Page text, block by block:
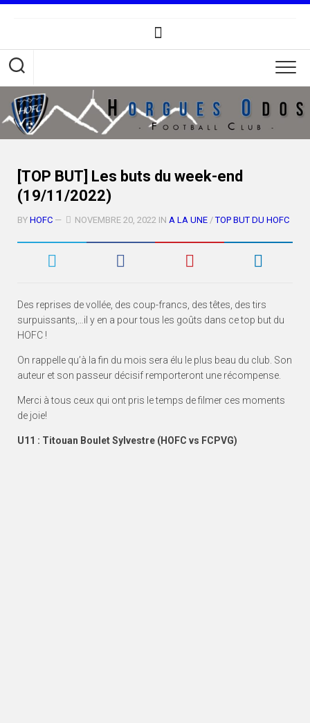
Skip
[TOP BUT] Les buts du week-end
(19/11/2022)
BY HOFC — NOVEMBRE 20, 2022 IN A LA UNE /TOP BUT DU HOFC
Des reprises de vollée, des coup-francs, des têtes, des tirs
surpuissants,…il y en a pour tous les goûts dans ce top but du
HOFC !
On rappelle qu’à la fin du mois sera élu le plus beau du club. Son
auteur et son passeur décisif remporteront une récompense.
Merci à tous ceux qui ont pris le temps de filmer ces moments
de joie!
U11 : Titouan Boulet Sylvestre (HOFC vs FCPVG)